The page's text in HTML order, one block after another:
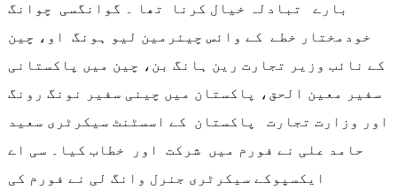
بارے تبادلہ خیال کرنا تھا ۔ گوانگسی چوانگ
خودمختار خطے کے وائس چیئرمین لیو ہونگ او، چین
کے نائب وزیر تجارت رین ہانگ بن، چین میں پاکستانی
سفیر معین الحق، پاکستان میں چینی سفیر نونگ رونگ
اور وزارت تجارت پاکستان کے اسسٹنٹ سیکرٹری سعید
حامد علی نے فورم میں شرکت اور خطاب کیا۔ سی اے
ایکسپوکے سیکرٹری جنرل وانگ لی نے فورم کی